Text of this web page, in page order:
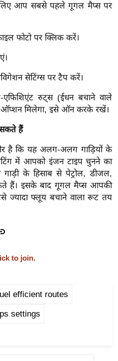
आप सबसे पहले गूगल मैप्स पर
फोटो पर क्लिक करें।
सेटिंग्स पर टैप करें।
रुट्स (ईधन बचाने वाले
ऑप्शन मिलेगा, इसे ऑन करके रखें।
सकते हैं
है कि यह अलग-अलग गाड़ियों के
में आपको इंजन टाइप चुनने का
के हिसाब से पेट्रोल, डीजल,
हैं। इसके बाद गूगल मैप्स आपकी
ज्यादा फ्लूय बचाने वाला रूट तय
to join.
efficient routes
settings